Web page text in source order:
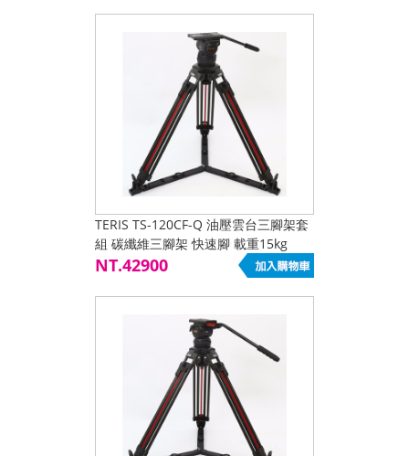
TERIS TS-120CF-Q 油壓雲台三腳架套
組 碳纖維三腳架 快速腳 載重15kg
NT.42900